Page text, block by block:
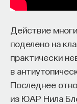
Действие
поделено на
практически
в
Последнее
из ЮАР Нила